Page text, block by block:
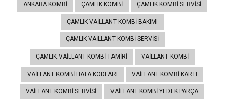
ANKARA KOMBI ÇAMLIK KOMBI ÇAMLIK KOMBI SERVISI
ÇAMLIK VAILLANT KOMBI BAKIMI
ÇAMLIK VAILLANT KOMBI SERVISI
ÇAMLIK VAILLANT KOMBI TAMIRI VAILLANT KOMBI
VAILLANT KOMBI HATA KODLARI VAILLANT KOMBI KARTI
VAILLANT KOMBI SERVISI VAILLANT KOMBI YEDEK PARÇA